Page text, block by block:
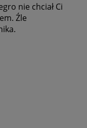
nie chciał Ci
Źle